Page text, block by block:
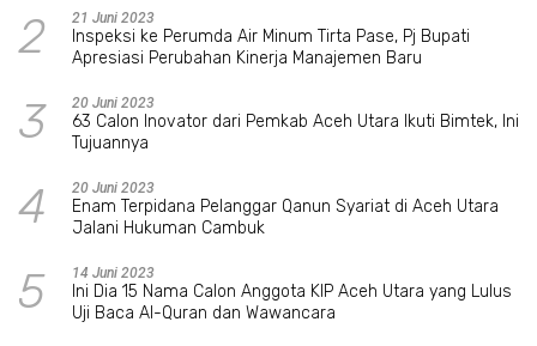
2 21 Juni 2023
Inspeksi ke Perumda Air Minum Tirta Pase, Pj Bupati
Apresiasi Perubahan Kinerja Manajemen Baru
3 20 Juni 2023
63 Calon Inovator dari Pemkab Aceh Utara Ikuti Bimtek, Ini
Tujuannya
4 20 Juni 2023
Enam Terpidana Pelanggar Qanun Syariat di Aceh Utara
Jalani Hukuman Cambuk
5 14 Juni 2023
Ini Dia 15 Nama Calon Anggota KIP Aceh Utara yang Lulus
Uji Baca Al-Quran dan Wawancara